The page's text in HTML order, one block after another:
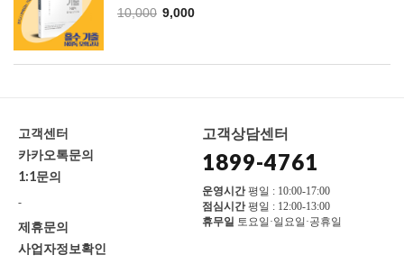
10,000 9,000
고객센터
카카오톡문의
1:1문의
-
제휴문의
사업자정보확인
고객상담센터
1899-4761
운영시간평일 : 10:00-17:00
점심시간평일 : 12:00-13:00
휴무일 토요일·일요일·공휴일